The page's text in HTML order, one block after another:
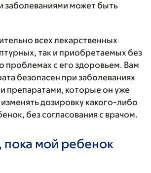
заболеваниями может быть
всех лекарственных
так и приобретаемых без
проблемах с его здоровьем. Вам
безопасен при заболеваниях
препаратами, которые он уже
дозировку какого-либо
без согласования с врачом.
пока мой ребенок